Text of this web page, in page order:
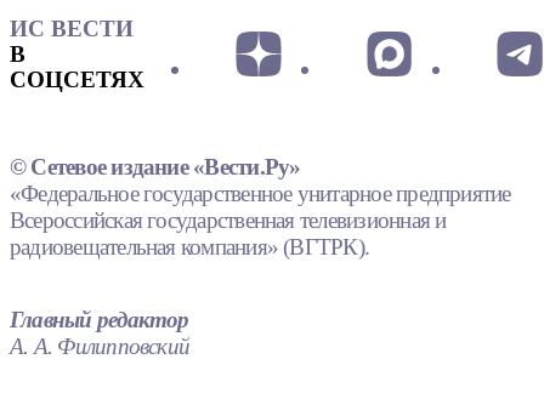
ИС ВЕСТИ
В
СОЦСЕТЯХ
© Сетевое издание «Вести.Ру»
«Федеральное государственное унитарное предприятие
Всероссийская государственная телевизионная и
радиовещательная компания» (ВГТРК).
Главный редактор
А. А. Филипповский